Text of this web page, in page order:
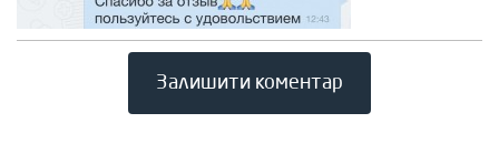
Залишити коментар